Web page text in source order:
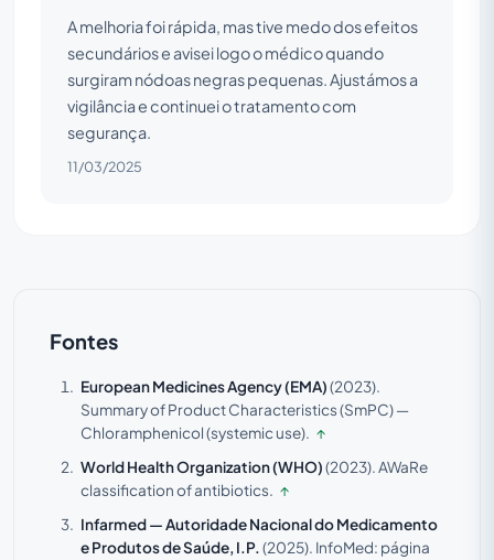
A melhoria foi rápida, mas tive medo dos efeitos
secundários e avisei logo o médico quando
surgiram nódoas negras pequenas. Ajustámos a
vigilância e continuei o tratamento com
segurança.
11/03/2025
Fontes
European Medicines Agency (EMA)(2023).
Summary of Product Characteristics (SmPC) —
Chloramphenicol (systemic use). ↑
World Health Organization (WHO)(2023).AWaRe
classification of antibiotics. ↑
Infarmed — Autoridade Nacional do Medicamento
e Produtos de Saúde, I.P.(2025). InfoMed: página